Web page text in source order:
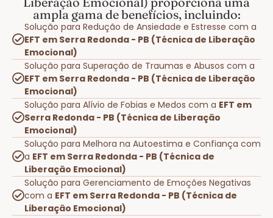
ampla gama de benefícios, incluindo:
Solução para Redução de Ansiedade e Estresse com a
EFT em Serra Redonda - PB (Técnica de Liberação
Emocional)
Solução para Superação de Traumas e Abusos com a
EFT em Serra Redonda - PB (Técnica de Liberação
Emocional)
Solução para Alívio de Fobias e Medos com a EFT em
Serra Redonda - PB (Técnica de Liberação
Emocional)
Solução para Melhora na Autoestima e Confiança com
a EFT em Serra Redonda - PB (Técnica de
Liberação Emocional)
Solução para Gerenciamento de Emoções Negativas
com a EFT em Serra Redonda - PB (Técnica de
Liberação Emocional)